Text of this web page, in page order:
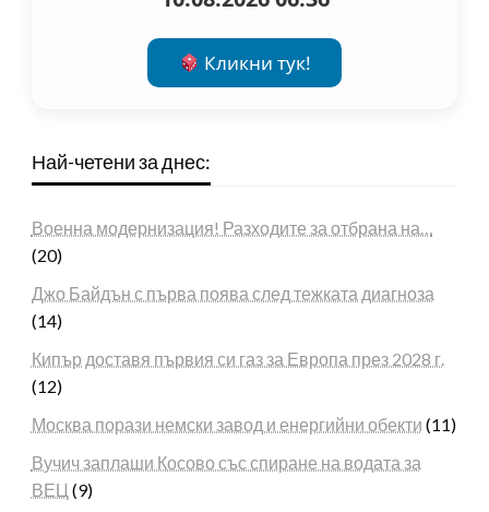
Кликни тук!
Най-четени за днес:
Военна модернизация! Разходите за отбрана на…
(20)
Джо Байдън с първа поява след тежката диагноза
(14)
Кипър доставя първия си газ за Европа през 2028 г.
(12)
Москва порази немски завод и енергийни обекти (11)
Вучич заплаши Косово със спиране на водата за
ВЕЦ (9)